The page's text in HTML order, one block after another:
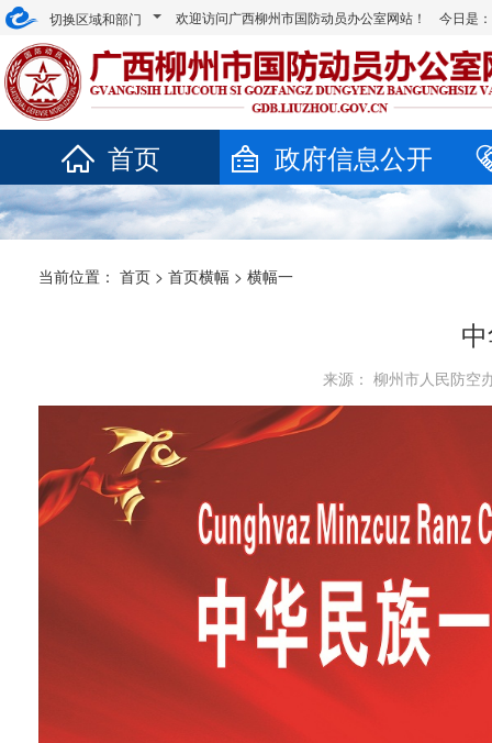
切换区域和部门 欢迎访问广西柳州市国防动员办公室网站！ 今日是
首页 政府信息公开
当前位置： 首页 > 首页横幅 > 横幅一
来源： 柳州市人民防